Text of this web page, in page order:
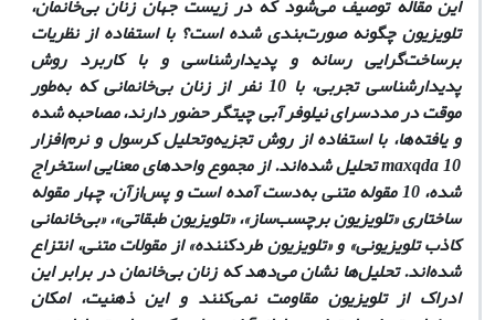
این مقاله توصیف می‌شود که در زیست جهان زنان بی‌خانمان،
تلویزیون چگونه صورت‌بندی شده است؟ با استفاده از نظریات
برساخت‌گرایی رسانه و پدیدارشناسی و با کاربرد روش
پدیدارشناسی تجربی، با 10 نفر از زنان بی‌خانمانی که به‌طور
موقت در مددسرای نیلوفر آبی چیتگر حضور دارند، مصاحبه شده
و یافته‌ها، با استفاده از روش تجزیه‌وتحلیل کرسول و نرم‌افزار
maxqda 10 تحلیل‌ شده‌اند. از مجموع واحدهای معنایی استخراج‌
شده، 10 مقوله متنی به‌دست‌ آمده است و پس‌ازآن، چهار مقوله
ساختاری «تلویزیون برچسب‌ساز»، «تلویزیون طبقاتی»، «بی‌خانمانی
کاذب تلویزیونی» و «تلویزیون طرد‌کننده» از مقولات متنی، انتزاع
شده‌اند. تحلیل‌ها نشان می‌دهد که زنان بی‌خانمان در برابر این
ادراک از تلویزیون مقاومت نمی‌کنند و این ذهنیت، امکان